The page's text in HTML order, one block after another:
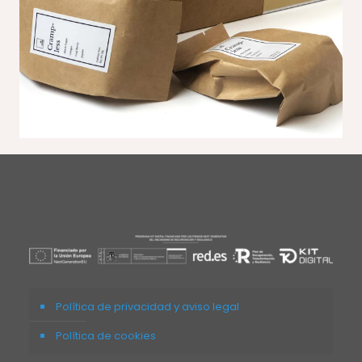
Política de privacidad y aviso legal
Política de cookies